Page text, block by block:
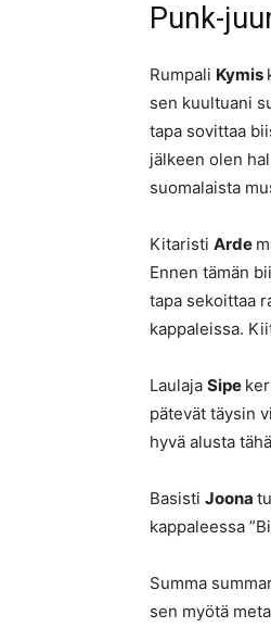
Punk-
Rumpali Kymis
sen kuultuani
tapa sovittaa
jälkeen olen
suomalaista
Kitaristi Arde
Ennen tämän
tapa sekoittaa
kappaleissa.
Laulaja Sipe
pätevät täysin
hyvä alusta
Basisti Joona
kappaleessa
Summa
sen myötä